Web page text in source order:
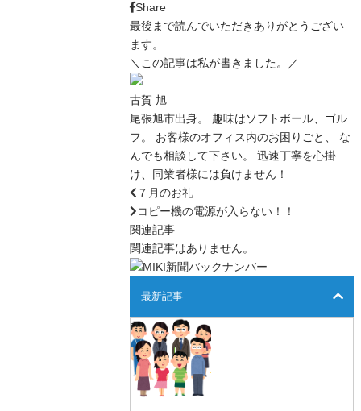
Share
最後まで読んでいただきありがとうござい
ます。
＼この記事は私が書きました。／
古賀 旭
尾張旭市出身。 趣味はソフトボール、ゴル
フ。 お客様のオフィス内のお困りごと、 な
んでも相談して下さい。 迅速丁寧を心掛
け、同業者様には負けません！
７月のお礼
コピー機の電源が入らない！！
関連記事
関連記事はありません。
最新記事